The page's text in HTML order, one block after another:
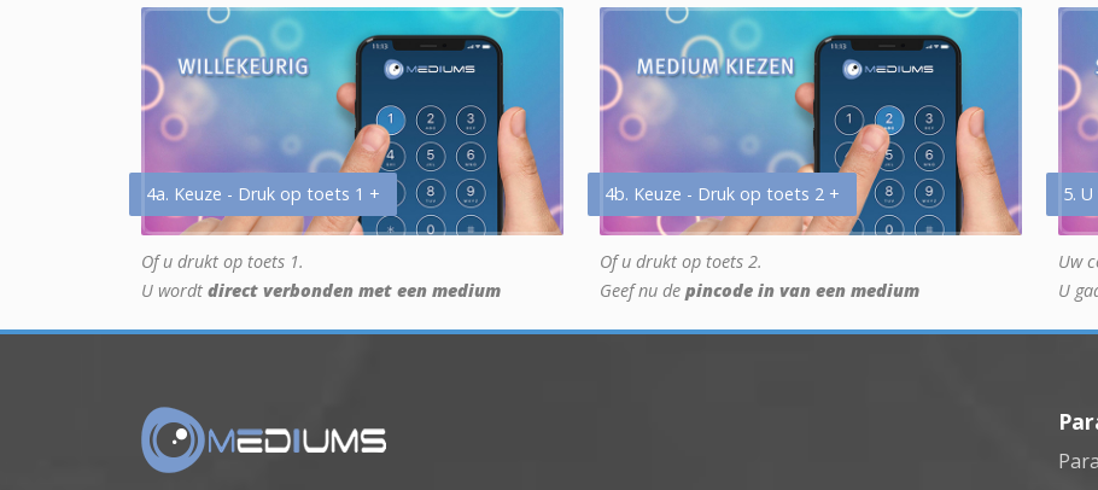
4a. Keuze - Druk op toets 1 +
Of u drukt op toets 1.
U wordt direct verbonden met een medium
4b. Keuze - Druk op toets 2 +
Of u drukt op toets 2.
Geef nu de pincode in van een medium
5.
Uw
U